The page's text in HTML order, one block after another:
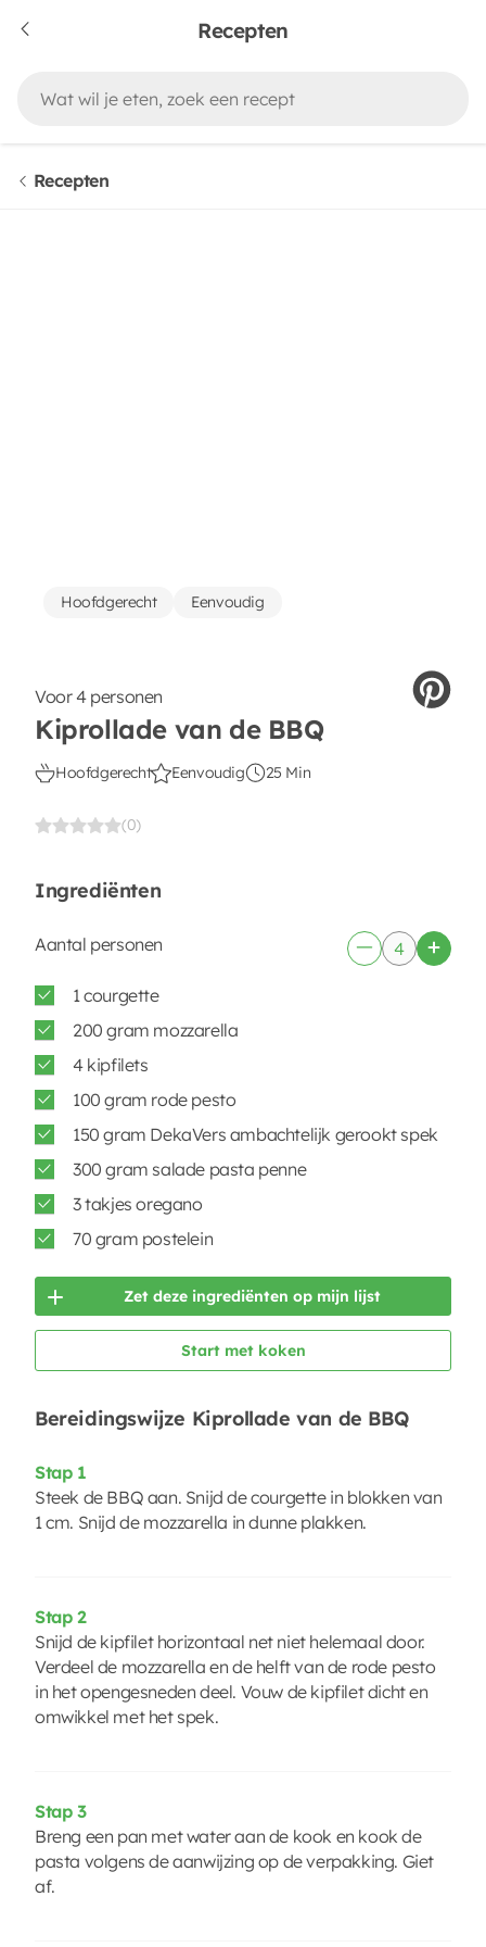
Recepten
Recepten
Voor 4 personen
Kiprollade van de BBQ
Hoofdgerecht Eenvoudig 25 Min
(0)
Hoofdgerecht Eenvoudig
Ingrediënten
Aantal personen
1 courgette
200 gram mozzarella
4 kipfilets
100 gram rode pesto
150 gram DekaVers ambachtelijk gerookt spek
300 gram salade pasta penne
3 takjes oregano
70 gram postelein
Zet deze ingrediënten op mijn lijst
Start met koken
Bereidingswijze Kiprollade van de BBQ
Stap 1
Steek de BBQ aan. Snijd de courgette in blokken van
1 cm. Snijd de mozzarella in dunne plakken.
Stap 2
Snijd de kipfilet horizontaal net niet helemaal door.
Verdeel de mozzarella en de helft van de rode pesto
in het opengesneden deel. Vouw de kipfilet dicht en
omwikkel met het spek.
Stap 3
Breng een pan met water aan de kook en kook de
pasta volgens de aanwijzing op de verpakking. Giet
af.